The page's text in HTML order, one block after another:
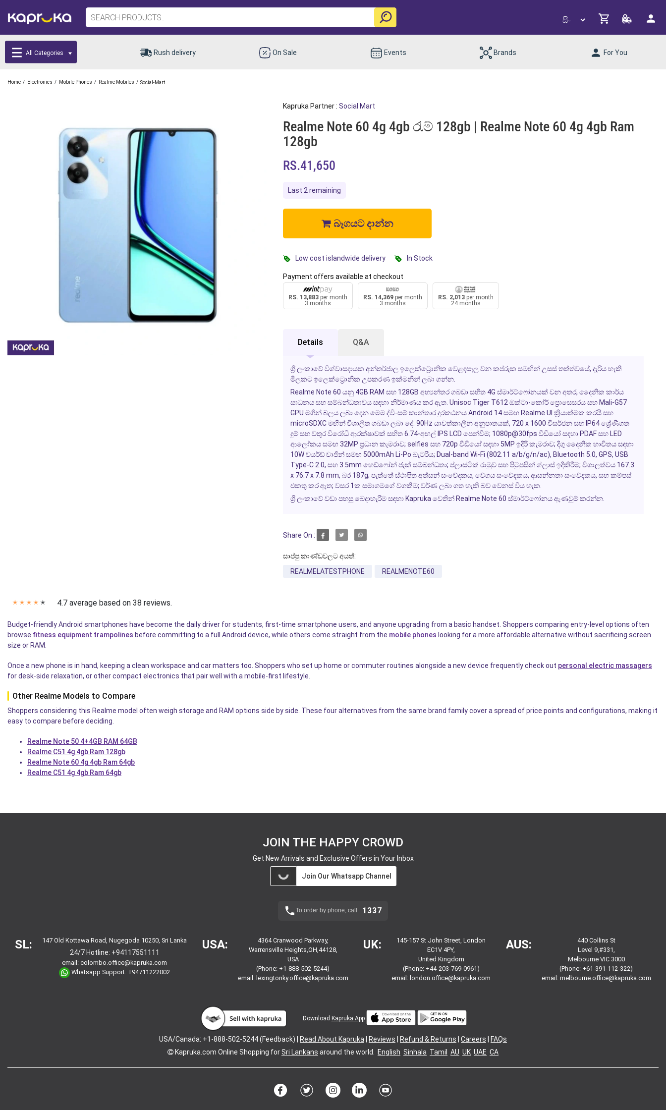
All Categories Rush delivery On Sale Events Brands For You
Home / Electronics / Mobile Phones / Realme Mobiles / Social-Mart
Kapruka Partner : Social Mart
Realme Note 60 4g 4gb රැම් 128gb | Realme Note 60 4g 4gb Ram
128gb
RS.41,650
Last 2 remaining
බෑගයට දාන්න
Low cost islandwide delivery In Stock
Payment offers available at checkout
RS. 13,883per month
3 months
RS. 14,369per month
3 months
RS. 2,013per month
24 months
Details Q&A
ශ්‍රී ලංකාවේ විශ්වාසදායක අන්තර්ජාල ඉලෙක්ට්‍රොනික වෙළඳසැල වන කප්රුක සමඟින් උසස් තත්ත්වයේ, දැරිය හැකි
මිලකට ඉලෙක්ට්‍රොනික උපකරණ ඉක්මනින් ලබා ගන්න.
Realme Note 60 යනු 4GB RAM සහ 128GB අභ්‍යන්තර ගබඩා සහිත 4G ස්මාර්ට්ෆෝනයක් වන අතර, දෛනික කාර්ය
සාධනය සහ සම්බන්ධතාවය සඳහා නිර්මාණය කර ඇත. Unisoc Tiger T612 ඔක්ටා-කෝර් ප්‍රොසෙසරය සහ Mali-G57
GPU මගින් බලය ලබා දෙන මෙම ද්වි-සම් කාන්තාර දුරකථනය Android 14 සමඟ Realme UI ක්‍රියාත්මක කරයි සහ
microSDXC මඟින් විශාලිත ගබඩා ලබා දේ. 90Hz යාවත්කාලීන අනුපාතයක්, 720 x 1600 විසර්ජන සහ IP64 ශ්‍රේණිගත
දුම් සහ වතුර විරෝධී ආරක්ෂාවක් සහිත 6.74-අඟල් IPS LCD පෙන්වීම; 1080p@30fps වීඩියෝ සඳහා PDAF සහ LED
ආලෝකය සමඟ 32MP ප්‍රධාන කැමරාව; selfies සහ 720p වීඩියෝ සඳහා 5MP ඉදිරි කැමරාව; දිගු දෛනික භාවිතය සඳහා
10W වයර්ඩ් චාජින් සමඟ 5000mAh Li-Po බැටරිය; Dual-band Wi-Fi (802.11 a/b/g/n/ac), Bluetooth 5.0, GPS, USB
Type-C 2.0, සහ 3.5mm හෙඩ්ෆෝන් ජැක් සම්බන්ධතා; ප්ලාස්ටික් රාමුව සහ පිටුපසින් ග්ලාස් ඉදිකිරීම; විශාලත්වය 167.3
x 76.7 x 7.8 mm, බර 187g; පැත්තේ ස්ථාපිත අත්සන් සංවේදකය, වේගය සංවේදකය, ආසන්නතා සංවේදකය, සහ කම්පස්
එකතු කර ඇත; වසර 1ක සමාගමගේ වගකීම; වර්ණ ලබා ගත හැකි බව වෙනස් විය හැක.
ශ්‍රී ලංකාවේ වඩා පහසු බෙදාහැරීම සඳහා Kapruka වෙතින් Realme Note 60 ස්මාර්ට්ෆෝනය ඇණවුම් කරන්න.
Share On :
සාප්පු කාණ්ඩවලට අයත්:
REALMELATESTPHONE
REALMENOTE60
✭ ✭ ✭ ✭ ✭ 4.7 average based on 38 reviews.
Budget-friendly Android smartphones have become the daily driver for students, first-time smartphone users, and anyone upgrading from a basic handset. Shoppers comparing entry-level options often
browse fitness equipment trampolines before committing to a full Android device, while others come straight from the mobile phones looking for a more affordable alternative without sacrificing screen
size or RAM.
Once a new phone is in hand, keeping a clean workspace and car matters too. Shoppers who set up home or commuter routines alongside a new device frequently check out personal electric massagers
for desk-side relaxation, or other compact electronics that pair well with a mobile-first lifestyle.
Other Realme Models to Compare
Shoppers considering this Realme model often weigh storage and RAM options side by side. These four alternatives from the same brand family cover a spread of price points and configurations, making it
easy to compare before deciding.
Realme Note 50 4+4GB RAM 64GB
Realme C51 4g 4gb Ram 128gb
Realme Note 60 4g 4gb Ram 64gb
Realme C51 4g 4gb Ram 64gb
JOIN THE HAPPY CROWD
Get New Arrivals and Exclusive Offers in Your Inbox
Join Our Whatsapp Channel
To order by phone, call 1337
SL: 147 Old Kottawa Road, Nugegoda 10250, Sri Lanka
24/7 Hotline: +94117551111
email:colombo.office@kapruka.com
Whatsapp Support: +94711222002
USA:
4364 Cranwood Parkway,
Warrensville Heights,OH,44128,
USA
(Phone: +1-888-502-5244)
email: lexingtonky.office@kapruka.com
UK:
145-157 St John Street, London
EC1V 4PY,
United Kingdom
(Phone: +44-203-769-0961)
email: london.office@kapruka.com
AUS:
440 Collins St
Level 9,#331,
Melbourne VIC 3000
(Phone: +61-391-112-322)
email: melbourne.office@kapruka.com
Download Kapruka App
USA/Canada: +1-888-502-5244 (Feedback) | Read About Kapruka Reviews Refund & Returns Careers
FAQs
Kapruka.com Online Shopping forSri Lankans around the world. English Sinhala Tamil AU UK UAE CA